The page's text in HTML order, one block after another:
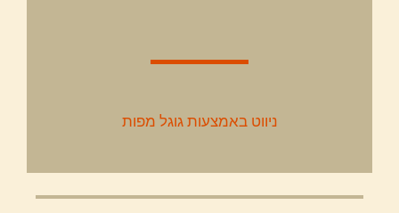
ניווט באמצעות גוגל מפות